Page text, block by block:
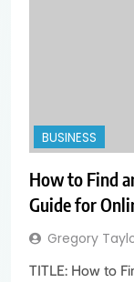
BUSINESS
How to Find
Guide for
Gregory
TITLE: How to